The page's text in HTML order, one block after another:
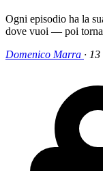
Ogni episodio ha la
dove vuoi — poi
Domenico Marra ·